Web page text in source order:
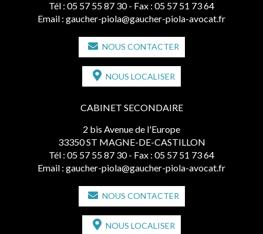
Tél : 05 57 55 87 30 - Fax : 05 57 51 73 64
Email : gaucher-piola@gaucher-piola-avocat.fr
NOUS CONTACTER
NOUS LOCALISER
CABINET SECONDAIRE
2 bis Avenue de l'Europe
33350 ST MAGNE-DE-CASTILLON
Tél : 05 57 55 87 30 - Fax : 05 57 51 73 64
Email : gaucher-piola@gaucher-piola-avocat.fr
NOUS CONTACTER
NOUS LOCALISER